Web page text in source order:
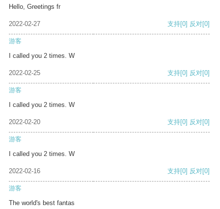
Hello, Greetings fr
2022-02-27 支持[0] 反对[0]
游客
I called you 2 times. W
2022-02-25 支持[0] 反对[0]
游客
I called you 2 times. W
2022-02-20 支持[0] 反对[0]
游客
I called you 2 times. W
2022-02-16 支持[0] 反对[0]
游客
The world's best fantas